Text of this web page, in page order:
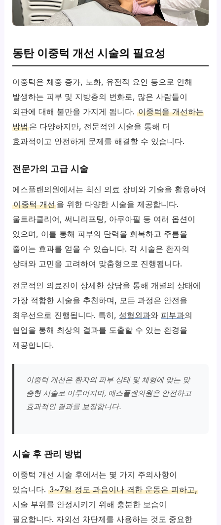
동탄 이중턱 개선 시술의 필요성
이중턱은 체중 증가, 노화, 유전적 요인 등으로 인해
발생하는 피부 및 지방층의 변화로, 많은 사람들이
외관에 대해 불만을 가지게 됩니다.이중턱을 개선하는
방법은 다양하지만, 전문적인 시술을 통해 더
효과적이고 안전하게 문제를 해결할 수 있습니다.
전문가의 고급 시술
에스플랜의원에서는 최신 의료 장비와 기술을 활용하여
이중턱 개선을 위한 다양한 시술을 제공합니다.
울트라클리어, 써니리프팅, 아쿠아필 등 여러 옵션이
있으며, 이를 통해 피부의 탄력을 회복하고 주름을
줄이는 효과를 얻을 수 있습니다. 각 시술은 환자의
상태와 고민을 고려하여 맞춤형으로 진행됩니다.
전문적인 의료진이 상세한 상담을 통해 개별의 상태에
가장 적합한 시술을 추천하며, 모든 과정은 안전을
최우선으로 진행됩니다. 특히, 성형외과와 피부과의
협업을 통해 최상의 결과를 도출할 수 있는 환경을
제공합니다.
이중턱 개선은 환자의 피부 상태 및 체형에 맞는 맞
춤형 시술로 이루어지며, 에스플랜의원은 안전하고
효과적인 결과를 보장합니다.
시술 후 관리 방법
이중턱 개선 시술 후에서는 몇 가지 주의사항이
있습니다.3~7일 정도 과음이나 격한 운동은 피하고,
시술 부위를 안정시키기 위해 충분한 보습이
필요합니다. 자외선 차단제를 사용하는 것도 중요한